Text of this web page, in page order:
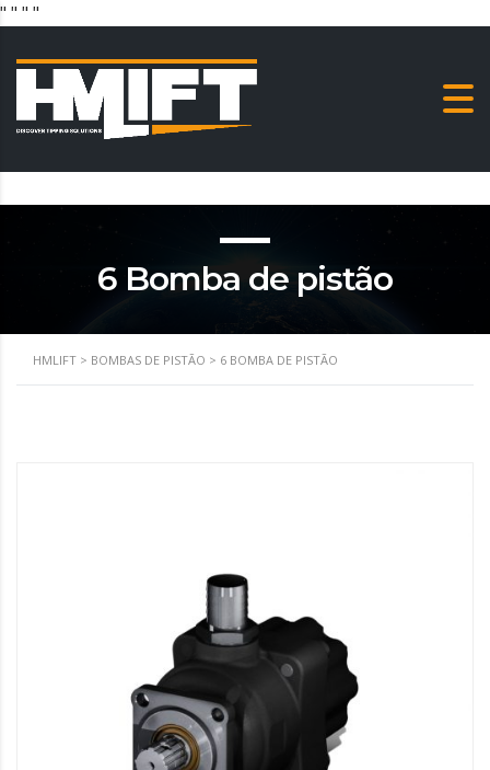
" " " "
6 Bomba de pistão
HMLIFT > BOMBAS DE PISTÃO > 6 BOMBA DE PISTÃO